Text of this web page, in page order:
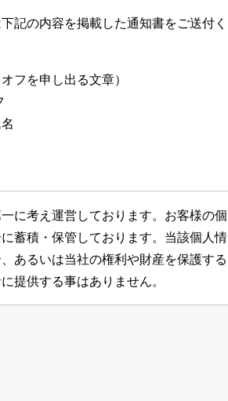
記の内容を掲載した通知書をご送付く
フを申し出る文章）
に考え運営しております。お客様の個
蓄積・保管しております。当該個人情
あるいは当社の権利や財産を保護する
提供する事はありません。